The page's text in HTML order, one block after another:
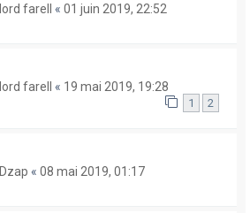
lord farell « 01 juin 2019, 22:52
lord farell « 19 mai 2019, 19:28
1 2
Dzap « 08 mai 2019, 01:17